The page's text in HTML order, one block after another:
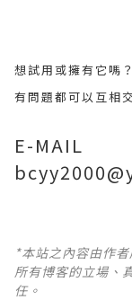
想試用或擁有它嗎
有問題都可以互相
E-MAIL
*本站之內容由作
所有博客的立場、
任。